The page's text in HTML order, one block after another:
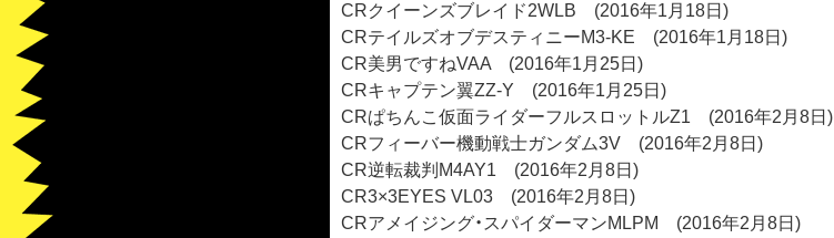
CRクイーンズブレイド2WLB (2016年1月18日)
CRテイルズオブデスティニーM3-KE (2016年1月18日)
CR美男ですねVAA (2016年1月25日)
CRキャプテン翼ZZ-Y (2016年1月25日)
CRぱちんこ仮面ライダーフルスロットルZ1 (2016年2月8日)
CRフィーバー機動戦士ガンダム3V (2016年2月8日)
CR逆転裁判M4AY1 (2016年2月8日)
CR3×3EYES VL03 (2016年2月8日)
CRアメイジング・スパイダーマンMLPM (2016年2月8日)